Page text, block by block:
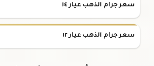
سعر جرام الذهب عيار ١٤
سعر جرام الذهب عيار ١٢